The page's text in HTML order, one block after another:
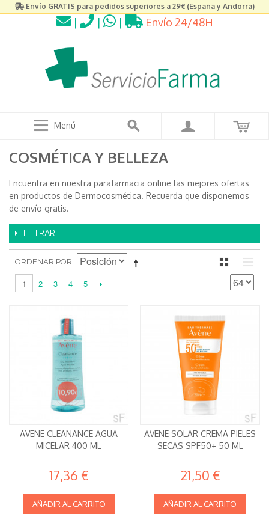
Envío GRATIS para pedidos superiores a 29€ (España y Andorra)
| | | Envío 24/48H
Menú
COSMÉTICA Y BELLEZA
Encuentra en nuestra parafarmacia online las mejores ofertas
en productos de Dermocosmética. Recuerda que disponemos
de envío gratis.
FILTRAR
ORDENAR POR
1 2 3 4 5
AVENE CLEANANCE AGUA
MICELAR 400 ML
17,36 €
AÑADIR AL CARRITO
AVENE SOLAR CREMA PIELES
SECAS SPF50+ 50 ML
21,50 €
AÑADIR AL CARRITO